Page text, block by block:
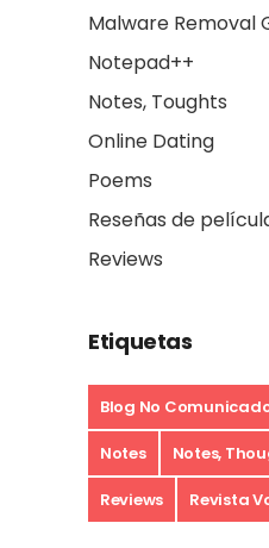
Malware Removal
Notepad++
Notes, Toughts
Online Dating
Poems
Reseñas de
Reviews
Etiquetas
Blog No
Notes Notes,
Reviews Revista